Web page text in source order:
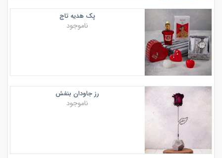
پک هدیه تاج
ناموجود
رز جاودان بنفش
ناموجود